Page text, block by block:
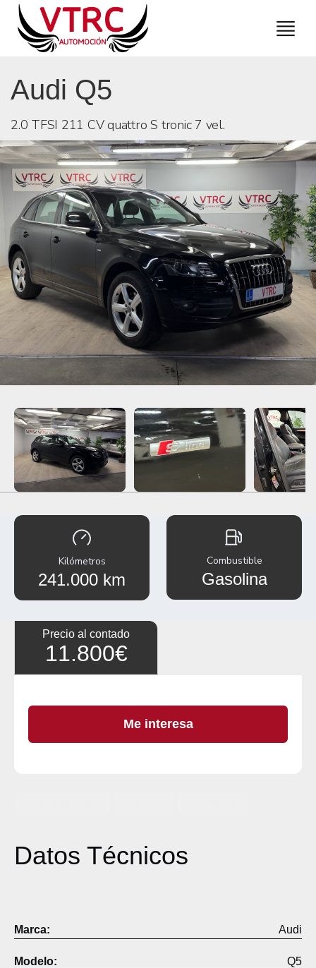
Audi Q5
2.0 TFSI 211 CV quattro S tronic 7 vel.
Kilómetros
241.000 km
Combustible
Gasolina
Precio al contado
11.800€
Me interesa
Datos Técnicos
Marca: Audi
Modelo: Q5